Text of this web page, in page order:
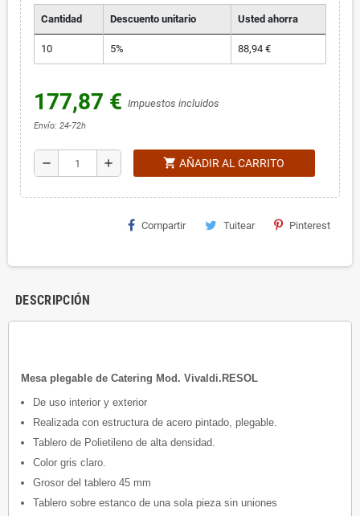
Cantidad Descuento unitario Usted ahorra
10 5% 88,94 €
177,87 € Impuestos incluidos
Envío: 24-72h
remove add shopping_cart AÑADIR AL CARRITO
Compartir Tuitear Pinterest
DESCRIPCIÓN
Mesa plegable de Catering Mod. Vivaldi.RESOL
De uso interior y exterior
Realizada con estructura de acero pintado, plegable.
Tablero de Polietileno de alta densidad.
Color gris claro.
Grosor del tablero 45 mm
Tablero sobre estanco de una sola pieza sin uniones